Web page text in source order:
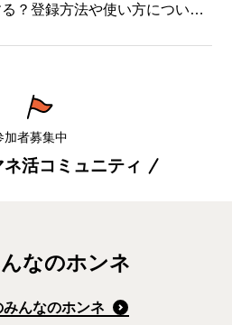
？登録方法や使い方について
加者募集中
活コミュニティ
なのホンネ
みんなのホンネ